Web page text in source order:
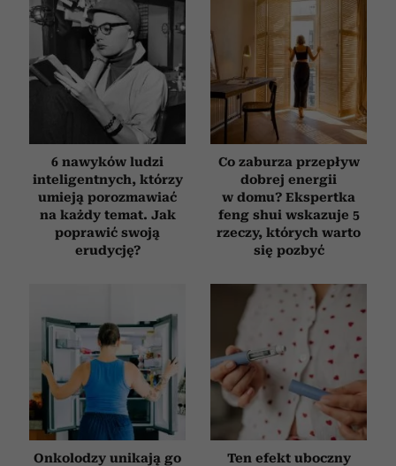
6 nawyków ludzi
inteligentnych, którzy
umieją porozmawiać
na każdy temat. Jak
poprawić swoją
erudycję?
Co zaburza przepływ
dobrej energii
w domu? Ekspertka
feng shui wskazuje 5
rzeczy, których warto
się pozbyć
Onkolodzy unikają go
Ten efekt uboczny